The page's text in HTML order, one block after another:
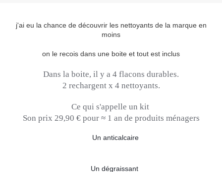
j'ai eu la chance de découvrir les nettoyants de la marque en
moins
on le recois dans une boite et tout est inclus
Dans la boite, il y a 4 flacons durables.
2 rechargent x 4 nettoyants.
Ce qui s'appelle un kit
Son prix 29,90 € pour ≈ 1 an de produits ménagers
Un anticalcaire
Un dégraissant